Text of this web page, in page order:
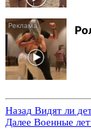
Назад Видят ли
Далее Военные